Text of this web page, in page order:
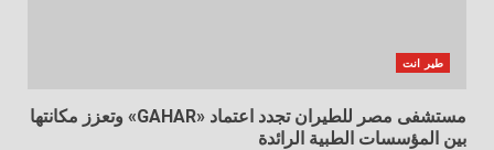
طير انت
مستشفى مصر للطيران تجدد اعتماد «GAHAR» وتعزز مكانتها
بين المؤسسات الطبية الرائدة